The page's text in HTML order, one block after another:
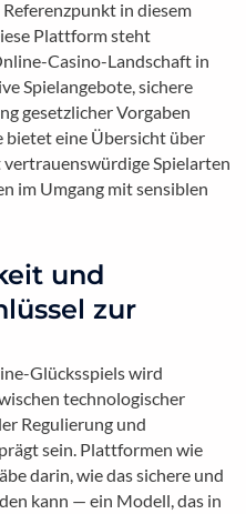
in diesem
Plattform steht
Casino-Landschaft in
Spielangebote, sichere
gesetzlicher Vorgaben
bietet eine Übersicht über
Spielarten
im Umgang mit sensiblen
und
zur
Glücksspiels wird
technologischer
Regulierung und
sein. Plattformen wie
darin, wie das sichere und
kann — ein Modell, das in